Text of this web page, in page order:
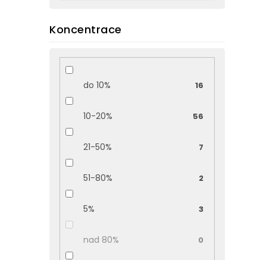
Koncentrace
do 10% 16
10-20% 56
21-50% 7
51-80% 2
5% 3
nad 80% 0